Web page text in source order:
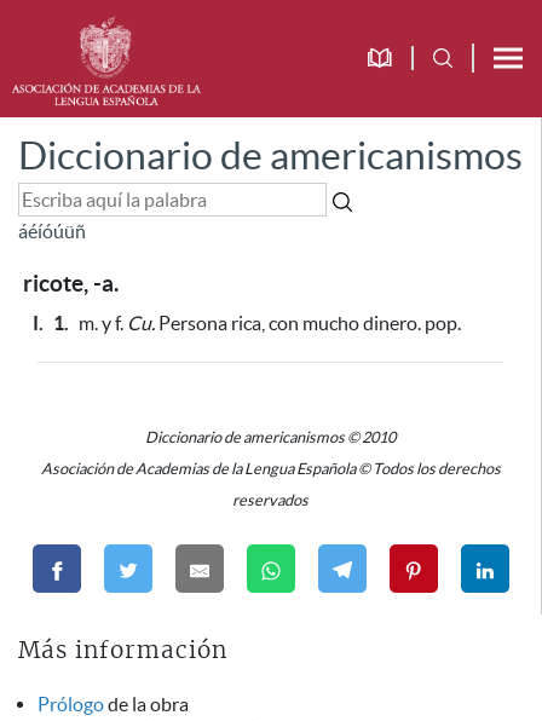
Diccionario de americanismos
áéíóúüñ
ricote, -a.
I. 1. m. y f. Cu. Persona rica, con mucho dinero. pop.
Diccionario de americanismos © 2010
Asociación de Academias de la Lengua Española © Todos los derechos
reservados
Más información
Prólogode la obra